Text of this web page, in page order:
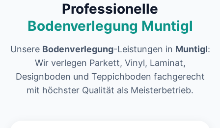
Professionelle
Bodenverlegung Muntigl
Unsere Bodenverlegung-Leistungen in Muntigl:
Wir verlegen Parkett, Vinyl, Laminat,
Designboden und Teppichboden fachgerecht
mit höchster Qualität als Meisterbetrieb.